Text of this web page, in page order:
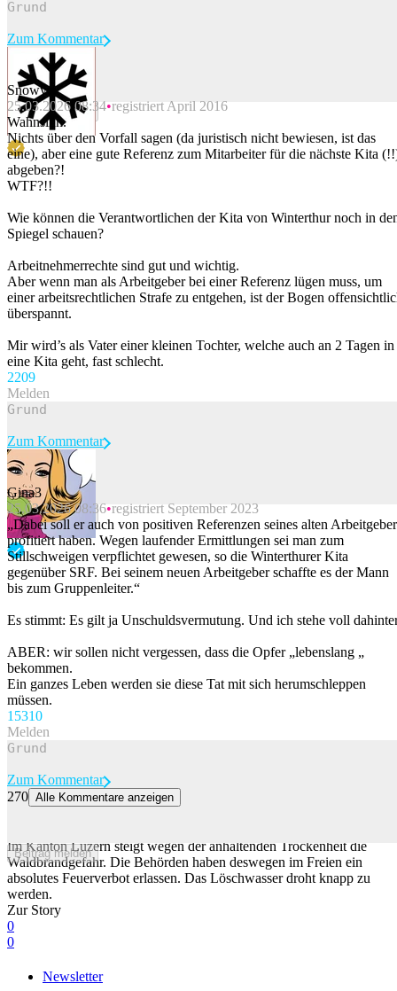
Beitrag melden
Zum Kommentar
Snowy
25.03.2026 08:34 registriert April 2016
Wahnsinn.
Nichts über den Vorfall sagen (da juristisch nicht bewiesen, ist das
eine), aber eine gute Referenz zum Mitarbeiter für die nächste Kita
abgeben?!
WTF?!!
Wie können die Verantwortlichen der Kita von Winterthur noch in
Spiegel schauen?
Arbeitnehmerrechte sind gut und wichtig.
Aber wenn man als Arbeitgeber bei einer Referenz lügen muss, um
einer arbeitsrechtlichen Strafe zu entgehen, ist der Bogen
überspannt.
Mir wird’s als Vater einer kleinen Tochter, welche auch an 2 Tagen in
eine Kita geht, fast schlecht.
2209
Melden
Beitrag melden
Zum Kommentar
Gina3
25.03.2026 08:36 registriert September 2023
„Dabei soll er auch von positiven Referenzen seines alten
profitiert haben. Wegen laufender Ermittlungen sei man zum
Stillschweigen verpflichtet gewesen, so die Winterthurer Kita
gegenüber SRF. Bei seinem neuen Arbeitgeber schaffte es der Mann
bis zum Gruppenleiter.“
Es stimmt: Es gilt ja Unschuldsvermutung. Und ich stehe voll
ABER: wir sollen nicht vergessen, dass die Opfer „lebenslang „
bekommen.
Ein ganzes Leben werden sie diese Tat mit sich herumschleppen
müssen.
15310
Melden
Beitrag melden
Zum Kommentar
270 Alle Kommentare anzeigen
Im Kanton Luzern steigt wegen der anhaltenden Trockenheit die
Waldbrandgefahr. Die Behörden haben deswegen im Freien ein
absolutes Feuerverbot erlassen. Das Löschwasser droht knapp zu
werden.
Zur Story
0
0
Newsletter